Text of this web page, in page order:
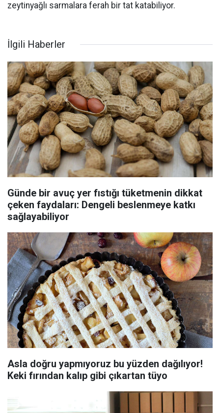
zeytinyağlı sarmalara ferah bir tat katabiliyor.
İlgili Haberler
Günde bir avuç yer fıstığı tüketmenin dikkat
çeken faydaları: Dengeli beslenmeye katkı
sağlayabiliyor
Asla doğru yapmıyoruz bu yüzden dağılıyor!
Keki fırından kalıp gibi çıkartan tüyo